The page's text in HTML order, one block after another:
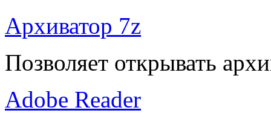
Архиватор 7z
Позволяет открывать
Adobe Reader